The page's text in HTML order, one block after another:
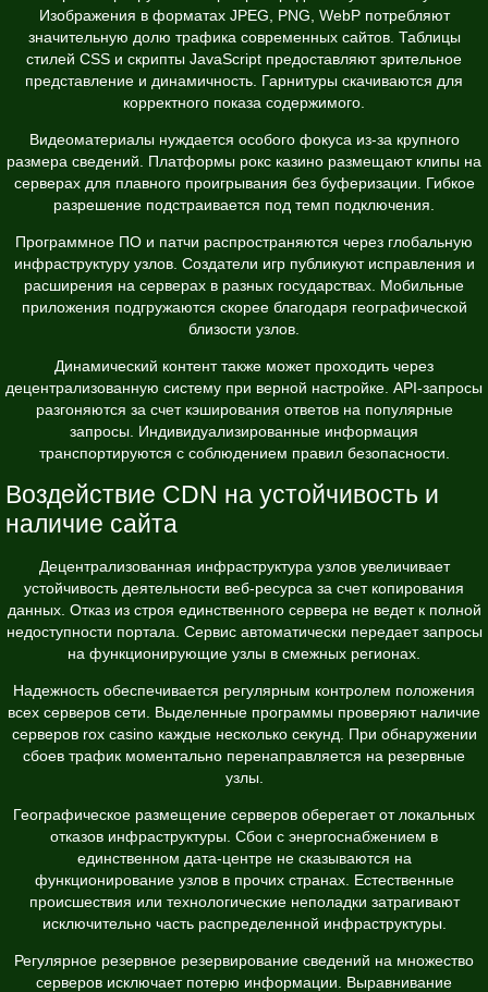
Изображения в форматах JPEG, PNG, WebP потребляют
значительную долю трафика современных сайтов. Таблицы
стилей CSS и скрипты JavaScript предоставляют зрительное
представление и динамичность. Гарнитуры скачиваются для
корректного показа содержимого.
Видеоматериалы нуждается особого фокуса из-за крупного
размера сведений. Платформы рокс казино размещают клипы на
серверах для плавного проигрывания без буферизации. Гибкое
разрешение подстраивается под темп подключения.
Программное ПО и патчи распространяются через глобальную
инфраструктуру узлов. Создатели игр публикуют исправления и
расширения на серверах в разных государствах. Мобильные
приложения подгружаются скорее благодаря географической
близости узлов.
Динамический контент также может проходить через
децентрализованную систему при верной настройке. API-запросы
разгоняются за счет кэширования ответов на популярные
запросы. Индивидуализированные информация
транспортируются с соблюдением правил безопасности.
Воздействие CDN на устойчивость и
наличие сайта
Децентрализованная инфраструктура узлов увеличивает
устойчивость деятельности веб-ресурса за счет копирования
данных. Отказ из строя единственного сервера не ведет к полной
недоступности портала. Сервис автоматически передает запросы
на функционирующие узлы в смежных регионах.
Надежность обеспечивается регулярным контролем положения
всех серверов сети. Выделенные программы проверяют наличие
серверов rox casino каждые несколько секунд. При обнаружении
сбоев трафик моментально перенаправляется на резервные
узлы.
Географическое размещение серверов оберегает от локальных
отказов инфраструктуры. Сбои с энергоснабжением в
единственном дата-центре не сказываются на
функционирование узлов в прочих странах. Естественные
происшествия или технологические неполадки затрагивают
исключительно часть распределенной инфраструктуры.
Регулярное резервное резервирование сведений на множество
серверов исключает потерю информации. Выравнивание